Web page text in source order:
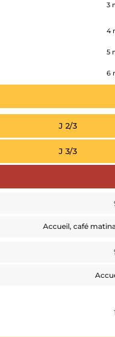
3
4
5
6
J 2/3
J 3/3
Accueil, café